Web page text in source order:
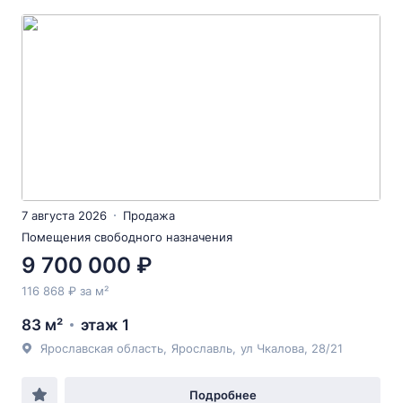
7 августа 2026
Продажа
Помещения свободного назначения
9 700 000 ₽
116 868 ₽ за м²
83 м² этаж 1
Ярославская область Ярославль ул Чкалова , 28/21
Подробнее